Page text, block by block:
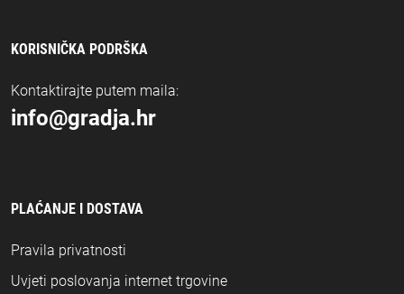
KORISNIČKA PODRŠKA
Kontaktirajte putem maila:
info@gradja.hr
PLAĆANJE I DOSTAVA
Pravila privatnosti
Uvjeti poslovanja internet trgovine